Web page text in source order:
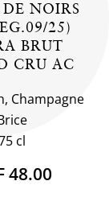
NOIRS
25)
BRUT
CRU AC
Champagne
cl
48.00